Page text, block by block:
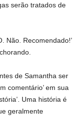
serão tratados de
Não. Recomendado!’
de Samantha ser
comentário’ em sua
Uma história é
geralmente